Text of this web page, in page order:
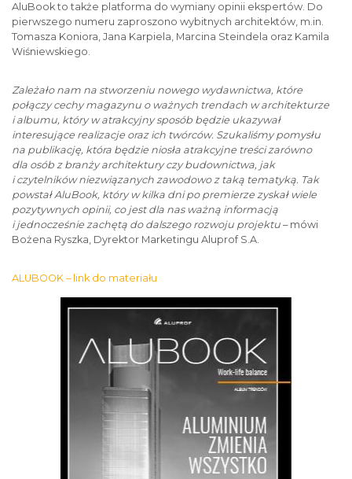
AluBook to także platforma do wymiany opinii ekspertów. Do
pierwszego numeru zaproszono wybitnych architektów, m.in.
Tomasza Koniora, Jana Karpiela, Marcina Steindela oraz Kamila
Wiśniewskiego.
Zależało nam na stworzeniu nowego wydawnictwa, które
połączy cechy magazynu o ważnych trendach w architekturze
i albumu, który w atrakcyjny sposób będzie ukazywał
interesujące realizacje oraz ich twórców. Szukaliśmy pomysłu
na publikację, która będzie niosła atrakcyjne treści zarówno
dla osób z branży architektury czy budownictwa, jak
i czytelników niezwiązanych zawodowo z taką tematyką. Tak
powstał AluBook, który w kilka dni po premierze zyskał wiele
pozytywnych opinii, co jest dla nas ważną informacją
i jednocześnie zachętą do dalszego rozwoju projektu – mówi
Bożena Ryszka, Dyrektor Marketingu Aluprof S.A.
ALUBOOK – link do materiału